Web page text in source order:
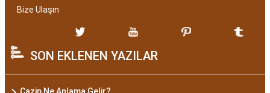
Bize Ulaşın
SON EKLENEN YAZILAR